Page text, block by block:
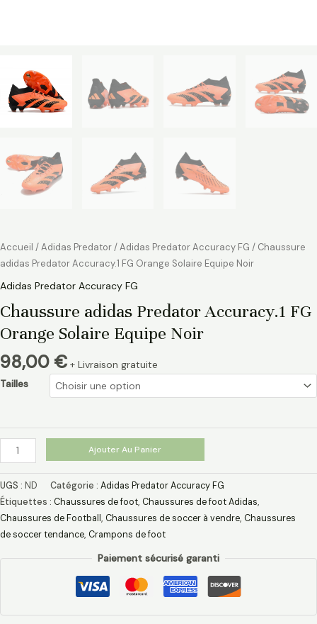
Accueil /Adidas Predator/Adidas Predator Accuracy FG / Chaussure
adidas Predator Accuracy.1 FG Orange Solaire Equipe Noir
Adidas Predator Accuracy FG
Chaussure adidas Predator Accuracy.1 FG
Orange Solaire Equipe Noir
98,00 € + Livraison gratuite
Tailles
Ajouter Au Panier
UGS : ND Catégorie : Adidas Predator Accuracy FG
Étiquettes : Chaussures de foot, Chaussures de foot Adidas​,
Chaussures de Football , Chaussures de soccer à vendre, Chaussures
de soccer tendance, Crampons de foot
Paiement sécurisé garanti